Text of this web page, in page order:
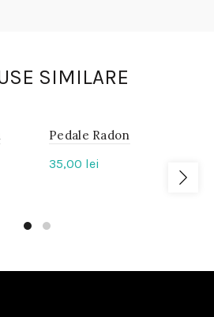
SIMILARE
IN
STOC
Pedale Radon
35,00 lei